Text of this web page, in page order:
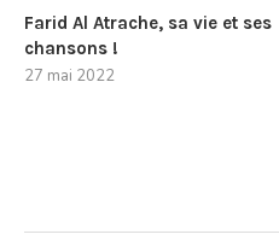
Farid Al Atrache, sa vie et ses
chansons !
27 mai 2022